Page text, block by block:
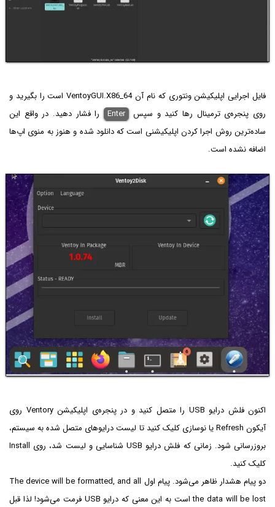
فایل اجرایی اپلیکیشن ونتوری که نام آن VentoyGUI.X86_64 است را بگیرید و
روی پنجره‌ی ترمینال رها کنید و سپس
Enter را فشار دهید. در واقع این
ساده‌ترین روش اجرا کردن اپلیکیشنی است که دانلود شده و هنوز به منوی اپ‌ها
اضافه نشده است.
اکنون فلش درایو USB را متصل کنید و در پنجره‌ی اپلیکیشن Ventory روی
آیکون Refresh یا نوسازی کلیک کنید تا لیست درایوهای متصل شده به سیستم،
بروزرسانی شود. زمانی که فلش درایو USB شناسایی و لیست شد، روی Install
کلیک کنید.
دو پیام هشدار ظاهر می‌شود. پیام اول The device will be formatted, and all
the data will be lost است به این معنی که درایو USB فرمت می‌شود! لذا قبل